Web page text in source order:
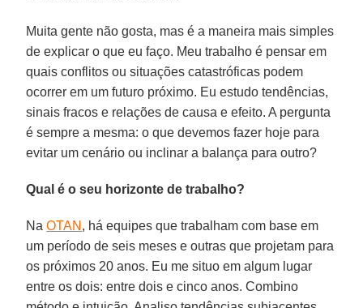
Muita gente não gosta, mas é a maneira mais simples
de explicar o que eu faço. Meu trabalho é pensar em
quais conflitos ou situações catastróficas podem
ocorrer em um futuro próximo. Eu estudo tendências,
sinais fracos e relações de causa e efeito. A pergunta
é sempre a mesma: o que devemos fazer hoje para
evitar um cenário ou inclinar a balança para outro?
Qual é o seu horizonte de trabalho?
NaOTAN , há equipes que trabalham com base em
um período de seis meses e outras que projetam para
os próximos 20 anos. Eu me situo em algum lugar
entre os dois: entre dois e cinco anos. Combino